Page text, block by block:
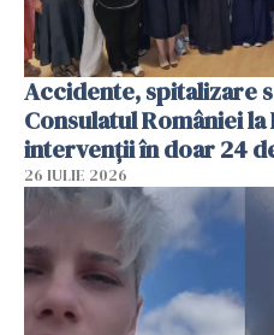
Accidente, spitalizare
Consulatul României
intervenții în doar 24
26 IULIE 2026